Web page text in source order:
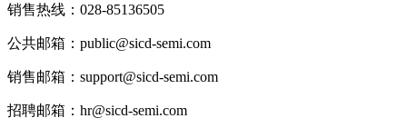
销售热线：028-85136505
公共邮箱：public@sicd-semi.com
销售邮箱：support@sicd-semi.com
招聘邮箱：hr@sicd-semi.com